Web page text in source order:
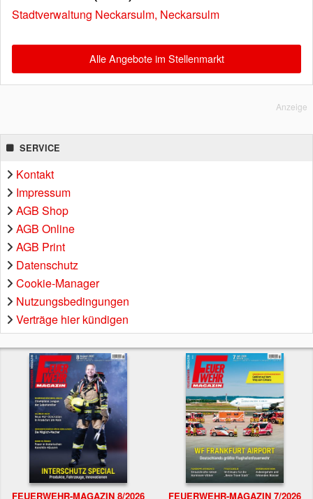
Stadtverwaltung Neckarsulm, Neckarsulm
Alle Angebote im Stellenmarkt
Anzeige
SERVICE
Kontakt
Impressum
AGB Shop
AGB Online
AGB Print
Datenschutz
Cookie-Manager
Nutzungsbedingungen
Verträge hier kündigen
FEUERWEHR-MAGAZIN 8/2026 FEUERWEHR-MAGAZIN 7/2026